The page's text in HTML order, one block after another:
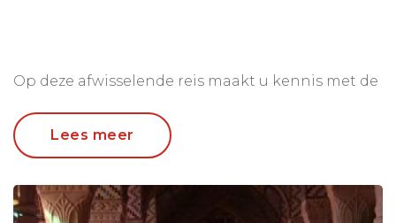
Op deze afwisselende reis maakt u kennis met de
beroemde culturele hoogtepunten in en rondom
steden als Isfahan, Shiraz, Teheran en Yazd. Maar
land herbergt vele nomadenvolkeren, heeft
prachtige woestijn- en berggebieden. U reist
Lees meer